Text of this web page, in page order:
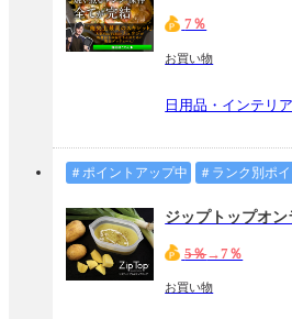
7％
お買い物
日用品・インテリ
＃ポイントアップ中 ＃ランク別ポ
ジップトップオ
5％→7％
お買い物